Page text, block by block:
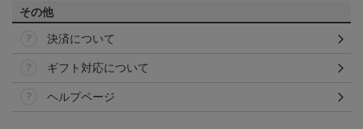
その他
決済について
ギフト対応について
ヘルプページ